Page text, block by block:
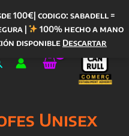
100€| codigo: sabadell =
|
100% hecho a mano
disponible Descartar
Unisex